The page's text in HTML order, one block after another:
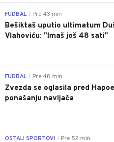
FUDBAL Pre 43 min
Bešiktaš uputio ultimatum
Vlahoviću: "Imaš još 48 sati"
FUDBAL Pre 48 min
Zvezda se oglasila pred
ponašanju navijača
OSTALI SPORTOVI Pre 52 min